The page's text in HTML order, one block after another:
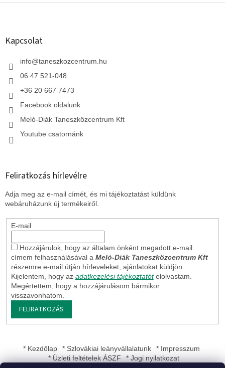
L
Kapcsolat
info@taneszkozcentrum.hu
06 47 521-048
+36 20 667 7473
Facebook oldalunk
Meló-Diák Taneszközcentrum Kft
Youtube csatornánk
Feliratkozás hírlevélre
Adja meg az e-mail címét, és mi tájékoztatást küldünk
webáruházunk új termékeiről.
E-mail
Hozzájárulok, hogy az általam önként megadott e-mail
címem felhasználásával a Meló-Diák Taneszközcentrum Kft
részemre e-mail útján hírleveleket, ajánlatokat küldjön.
Kijelentem, hogy az adatkezelési tájékoztatót elolvastam.
Megértettem, hogy a hozzájárulásom bármikor
visszavonhatom.
FELIRATKOZÁS
* Kezdőlap * Szlovákiai leányvállalatunk
* Impresszum
* Üzleti feltételek ÁSZF
* Jogi nyilatkozat